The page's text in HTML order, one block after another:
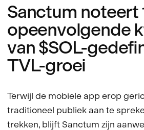
Sanctum noteert
opeenvolgende
van $SOL-
TVL-groei
Terwijl de mobiele app erop
traditioneel publiek aan te
trekken, blijft Sanctum zijn